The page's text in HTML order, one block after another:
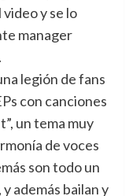
y se lo
manager
legión de fans
con canciones
un tema muy
de voces
son todo un
además bailan y